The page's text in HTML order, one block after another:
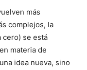
más
complejos, la
cero) se está
materia de
idea nueva, sino